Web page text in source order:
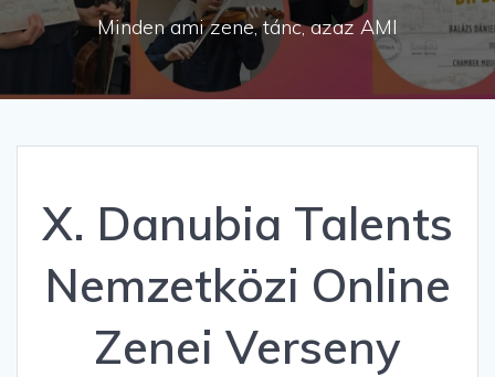
Minden ami zene, tánc, azaz AMI
X. Danubia Talents
Nemzetközi Online
Zenei Verseny